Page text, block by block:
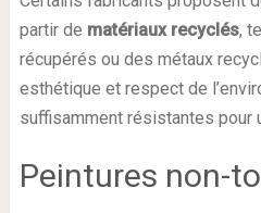
partir de matériaux recyclés,
récupérés ou des métaux
esthétique et respect de
suffisamment résistantes pour
Peintures non-